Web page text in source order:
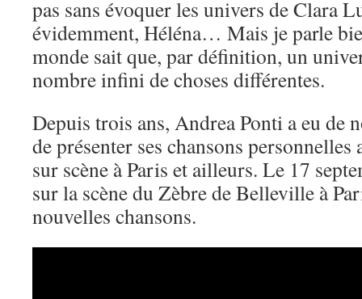
pas sans évoquer les univers de Clara
évidemment, Héléna… Mais je parle
monde sait que, par définition, un
nombre infini de choses différentes.
Depuis trois ans, Andrea Ponti a eu de
de présenter ses chansons
sur scène à Paris et ailleurs. Le 17
sur la scène du Zèbre de Belleville à
nouvelles chansons.